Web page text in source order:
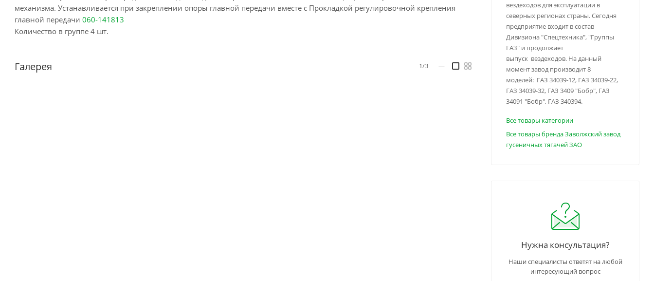
механизма. Устанавливается при закреплении опоры главной передачи вместе с Прокладкой регулировочной крепления
главной передачи 060-141813
Количество в группе 4 шт.
Галерея 1/3
вездеходов для эксплуатации в
северных регионах страны. Сегодня
предприятие входит в состав
Дивизиона "Спецтехника", "Группы
ГАЗ" и продолжает
выпуск вездеходов. На данный
момент завод производит 8
моделей: ГАЗ 34039-12, ГАЗ 34039-22,
ГАЗ 34039-32, ГАЗ 3409 "Бобр", ГАЗ
34091 "Бобр", ГАЗ 340394.
Все товары категории
Все товары бренда Заволжский завод
гусеничных тягачей ЗАО
Нужна консультация?
Наши специалисты ответят на любой
интересующий вопрос